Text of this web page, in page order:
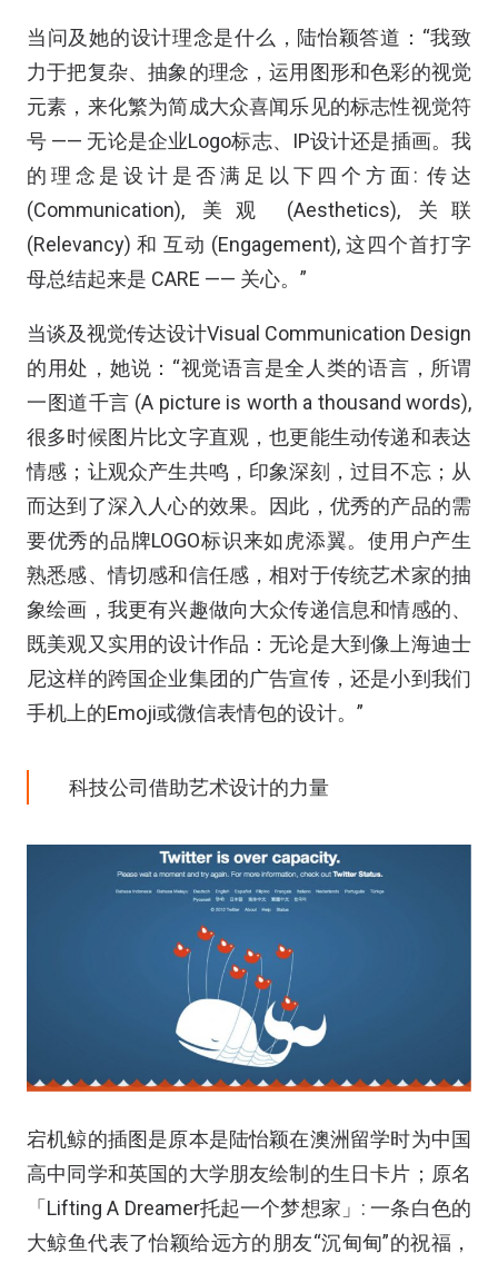
当问及她的设计理念是什么，陆怡颖答道：“我致
力于把复杂、抽象的理念，运用图形和色彩的视觉
元素，来化繁为简成大众喜闻乐见的标志性视觉符
号 —— 无论是企业Logo标志、IP设计还是插画。我
的理念是设计是否满足以下四个方面: 传达
(Communication), 美观 (Aesthetics), 关联
(Relevancy) 和 互动 (Engagement), 这四个首打字
母总结起来是 CARE —— 关心。”
当谈及视觉传达设计Visual Communication Design
的用处，她说：“视觉语言是全人类的语言，所谓
一图道千言 (A picture is worth a thousand words),
很多时候图片比文字直观，也更能生动传递和表达
情感；让观众产生共鸣，印象深刻，过目不忘；从
而达到了深入人心的效果。因此，优秀的产品的需
要优秀的品牌LOGO标识来如虎添翼。使用户产生
熟悉感、情切感和信任感，相对于传统艺术家的抽
象绘画，我更有兴趣做向大众传递信息和情感的、
既美观又实用的设计作品：无论是大到像上海迪士
尼这样的跨国企业集团的广告宣传，还是小到我们
手机上的Emoji或微信表情包的设计。”
科技公司借助艺术设计的力量
宕机鲸的插图是原本是陆怡颖在澳洲留学时为中国
高中同学和英国的大学朋友绘制的生日卡片；原名
「Lifting A Dreamer托起一个梦想家」: 一条白色的
大鲸鱼代表了怡颖给远方的朋友“沉甸甸”的祝福，